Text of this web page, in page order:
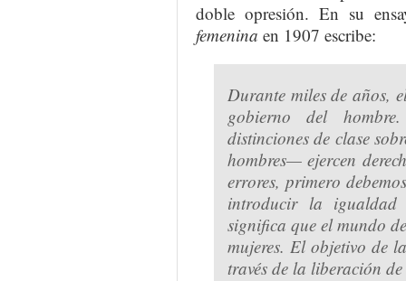
doble opresión. En su
femenina en 1907 escribe:
Durante miles de años,
gobierno del hombre.
distinciones de clase
hombres— ejercen
errores, primero
introducir la igualdad
significa que el mundo
mujeres. El objetivo de
través de la liberación